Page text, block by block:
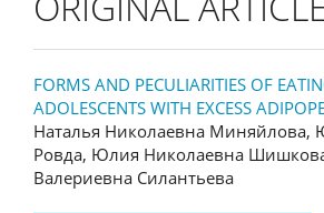
FORMS AND PECULIARITIES OF
ADOLESCENTS WITH EXCESS
Наталья Николаевна
Ровда, Юлия Николаевна
Валериевна Силантьева